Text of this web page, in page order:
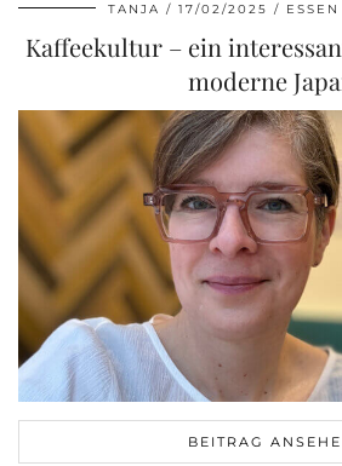
TANJA 17/02/2025
Kaffeekultur – ein
moderne
BEITRAG